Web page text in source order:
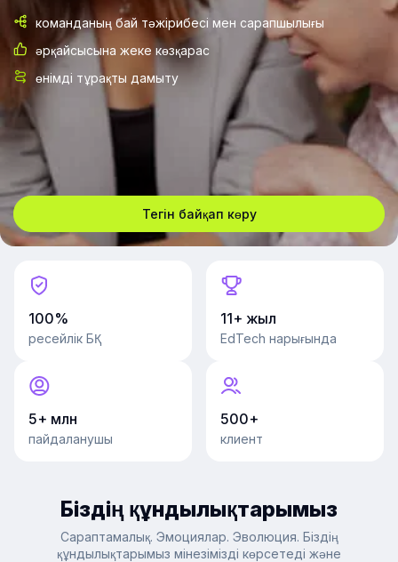
команданың бай тәжірибесі мен сарапшылығы
әрқайсысына жеке көзқарас
өнімді тұрақты дамыту
Тегін байқап көру
100%
ресейлік БҚ
11+ жыл
EdTech нарығында
5+ млн
пайдаланушы
500+
клиент
Біздің құндылықтарымыз
Сараптамалық. Эмоциялар. Эволюция. Біздің
құндылықтарымыз мінезімізді көрсетеді және